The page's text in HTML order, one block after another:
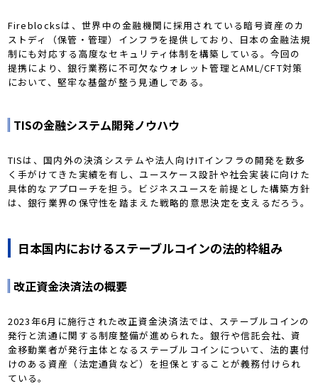
Fireblocksは、世界中の金融機関に採用されている暗号資産のカ
ストディ（保管・管理）インフラを提供しており、日本の金融法規
制にも対応する高度なセキュリティ体制を構築している。今回の
提携により、銀行業務に不可欠なウォレット管理とAML/CFT対策
において、堅牢な基盤が整う見通しである。
TISの金融システム開発ノウハウ
TISは、国内外の決済システムや法人向けITインフラの開発を数多
く手がけてきた実績を有し、ユースケース設計や社会実装に向けた
具体的なアプローチを担う。ビジネスユースを前提とした構築方針
は、銀行業界の保守性を踏まえた戦略的意思決定を支えるだろう。
日本国内におけるステーブルコインの法的枠組み
改正資金決済法の概要
2023年6月に施行された改正資金決済法では、ステーブルコインの
発行と流通に関する制度整備が進められた。銀行や信託会社、資
金移動業者が発行主体となるステーブルコインについて、法的裏付
けのある資産（法定通貨など）を担保とすることが義務付けられ
ている。